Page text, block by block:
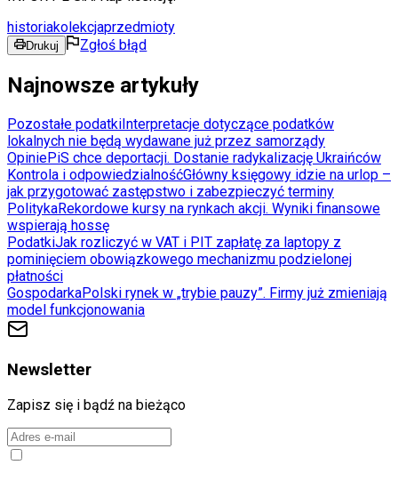
historiakolekcjaprzedmioty
Drukuj Zgłoś błąd
Najnowsze artykuły
Pozostałe podatki Interpretacje dotyczące podatków
lokalnych nie będą wydawane już przez samorządy
OpiniePiS chce deportacji. Dostanie radykalizację Ukraińców
Kontrola i odpowiedzialnośćGłówny księgowy idzie na urlop –
jak przygotować zastępstwo i zabezpieczyć terminy
PolitykaRekordowe kursy na rynkach akcji. Wyniki finansowe
wspierają hossę
PodatkiJak rozliczyć w VAT i PIT zapłatę za laptopy z
pominięciem obowiązkowego mechanizmu podzielonej
płatności
GospodarkaPolski rynek w „trybie pauzy”. Firmy już zmieniają
model funkcjonowania
Newsletter
Zapisz się i bądź na bieżąco